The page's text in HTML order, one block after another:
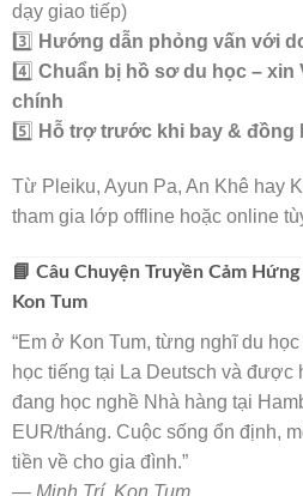
🌸
dạy giao tiếp)
3️⃣ Hướng dẫn phỏng vấn với
4️⃣ Chuẩn bị hồ sơ du học – xin
chính
5️⃣ Hỗ trợ trước khi bay &
Từ Pleiku, Ayun Pa, An Khê hay
tham gia lớp offline hoặc online
📘 Câu Chuyện Truyền Cảm
Kon Tum
“Em ở Kon Tum, từng nghĩ du
học tiếng tại La Deutsch và được
đang học nghề Nhà hàng tại
EUR/tháng. Cuộc sống ổn định,
tiền về cho gia đình.”
— Minh Trí, Kon Tum